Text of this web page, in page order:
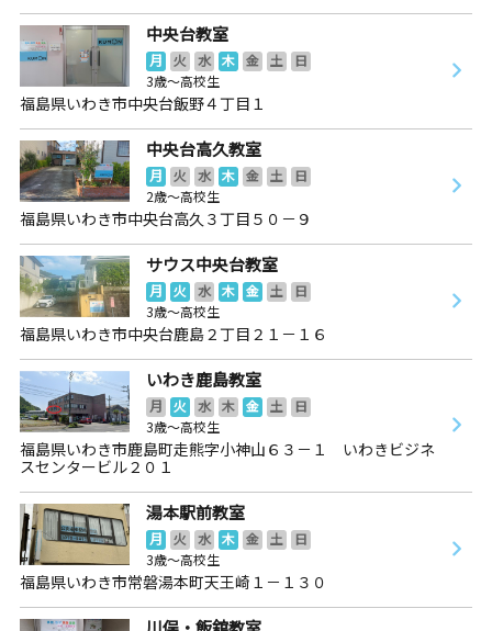
中央台教室
月 火 水 木 金 土
日
3歳～高校生
福島県いわき市中央台飯野４丁目１
中央台高久教室
月 火 水 木 金 土
日
2歳～高校生
福島県いわき市中央台高久３丁目５０－９
サウス中央台教室
月 火 水 木 金 土
日
3歳～高校生
福島県いわき市中央台鹿島２丁目２１－１６
いわき鹿島教室
月 火 水 木 金 土
日
3歳～高校生
福島県いわき市鹿島町走熊字小神山６３－１ いわきビジネ
スセンタービル２０１
湯本駅前教室
月 火 水 木 金 土
日
3歳～高校生
福島県いわき市常磐湯本町天王崎１－１３０